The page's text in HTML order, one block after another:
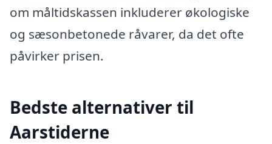
om måltidskassen inkluderer økologiske
og sæsonbetonede råvarer, da det ofte
påvirker prisen.
Bedste alternativer til
Aarstiderne